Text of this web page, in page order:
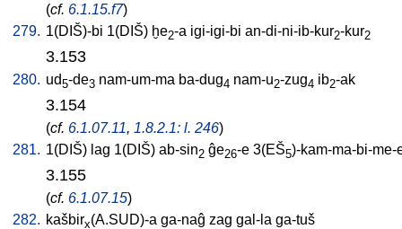
(cf. 6.1.15.f7)
279. 1(DIŠ)-bi 1(DIŠ) ḫe2-a igi-igi-bi an-di-ni-ib-kur2-kur2
3.153
280. ud5-de3 nam-um-ma ba-dug4 nam-u2-zug4 ib2-ak
3.154
(cf. 6.1.07.11, 1.8.2.1: l. 246)
281. 1(DIŠ) lag 1(DIŠ) ab-sin2 ĝe26-e 3(EŠ5)-kam-ma-bi-me-
3.155
(cf. 6.1.07.15)
282. kašbirx(A.SUD)-a ga-naĝ zag gal-la ga-tuš